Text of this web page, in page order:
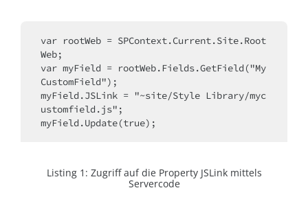
var rootWeb = SPContext.Current.Site.Root
Web;
var myField = rootWeb.Fields.GetField("My
CustomField");
myField.JSLink = "~site/Style Library/myc
ustomfield.js";
myField.Update(true);
Listing 1: Zugriff auf die Property JSLink mittels
Servercode